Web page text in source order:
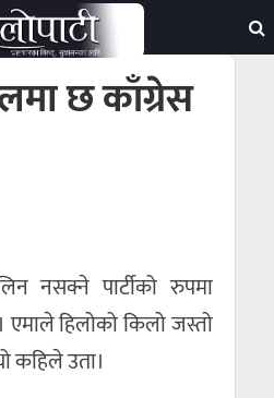
छ काँग्रेस
नसक्ने पार्टीको रुपमा
एमाले हिलोको किलो जस्तो
कहिले उता।